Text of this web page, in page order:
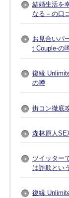
結婚生活を
なる－の口
お見合いパ
t Couple-の
復縁
の噂
街コン徹底
森林原人
ツイッター
は詐欺とい
復縁